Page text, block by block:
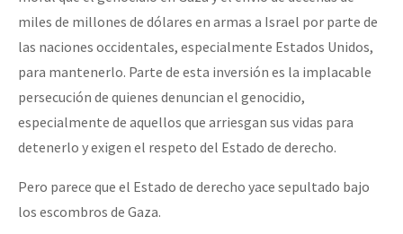
miles de millones de dólares en armas a Israel por parte de
las naciones occidentales, especialmente Estados Unidos,
para mantenerlo. Parte de esta inversión es la implacable
persecución de quienes denuncian el genocidio,
especialmente de aquellos que arriesgan sus vidas para
detenerlo y exigen el respeto del Estado de derecho.
Pero parece que el Estado de derecho yace sepultado bajo
los escombros de Gaza.